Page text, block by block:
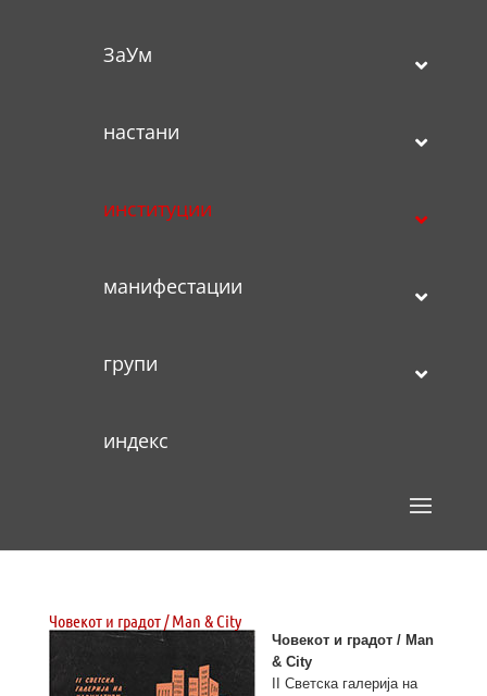
ЗаУм
настани
институции
манифестации
групи
индекс
Човекот и градот / Man & City
Човекот и градот / Man
& City
II Светска галерија на